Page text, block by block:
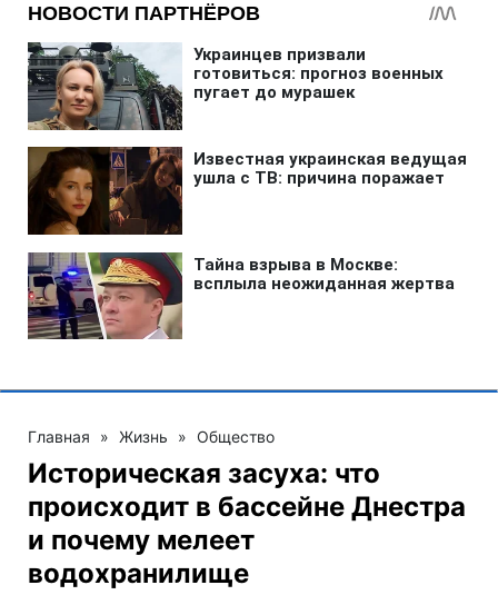
Главная » Жизнь » Общество
Историческая засуха: что
происходит в бассейне Днестра
и почему мелеет
водохранилище